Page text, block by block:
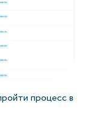
процесс в